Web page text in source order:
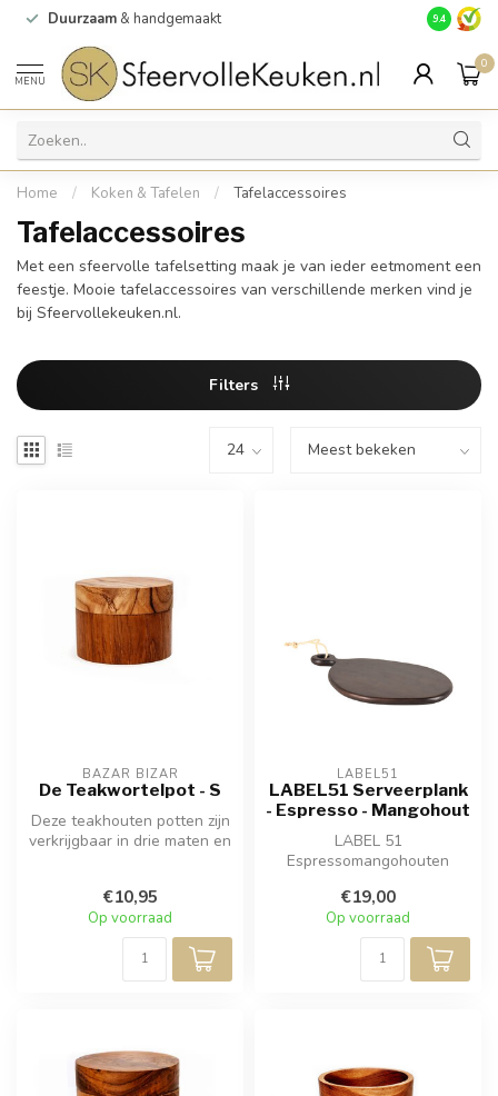
Duurzaam & handgemaakt Gratis
9.4
MENU
0
Home / Koken & Tafelen / Tafelaccessoires
Tafelaccessoires
Met een sfeervolle tafelsetting maak je van ieder eetmoment een
feestje. Mooie tafelaccessoires van verschillende merken vind je
bij Sfeervollekeuken.nl.
Filters
BAZAR BIZAR
De Teakwortelpot - S
Deze teakhouten potten zijn
verkrijgbaar in drie maten en
€10,95
Op voorraad
LABEL51
LABEL51 Serveerplank
- Espresso - Mangohout
LABEL 51
Espressomangohouten
serveerplank, met zijn
prachtige...
€19,00
Op voorraad